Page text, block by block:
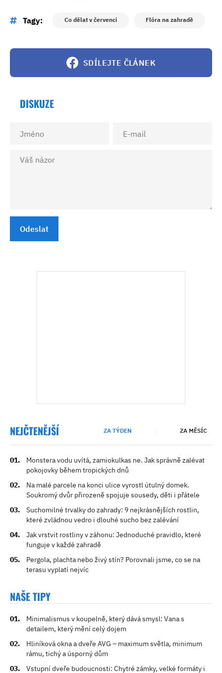
Tagy: Co dělat v červenci Flóra na zahradě
SDÍLEJTE ČLÁNEK
DISKUZE
Odeslat
NEJČTENĚJŠÍ ZA TÝDEN ZA MĚSÍC
Monstera vodu uvítá, zamiokulkas ne. Jak správně zalévat
pokojovky během tropických dnů
Na malé parcele na konci ulice vyrostl útulný domek.
Soukromý dvůr přirozeně spojuje sousedy, děti i přátele
Suchomilné trvalky do zahrady: 9 nejkrásnějších rostlin,
které zvládnou vedro i dlouhé sucho bez zalévání
Jak vrstvit rostliny v záhonu: Jednoduché pravidlo, které
funguje v každé zahradě
Pergola, plachta nebo živý stín? Porovnali jsme, co se na
terasu vyplatí nejvíc
NAŠE TIPY
Minimalismus v koupelně, který dává smysl: Vana s
detailem, který mění celý dojem
Hliníková okna a dveře AVG – maximum světla, minimum
rámu, tichý a úsporný dům
Vstupní dveře budoucnosti: Chytré zámky, velké formáty i